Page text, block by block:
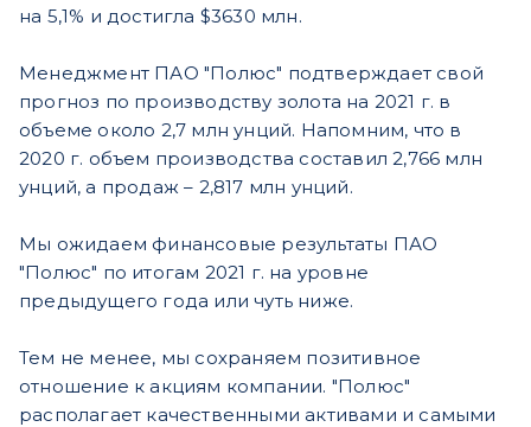
на 5,1% и достигла $3630 млн.
Менеджмент ПАО "Полюс" подтверждает свой
прогноз по производству золота на 2021 г. в
объеме около 2,7 млн унций. Напомним, что в
2020 г. объем производства составил 2,766 млн
унций, а продаж – 2,817 млн унций.
Мы ожидаем финансовые результаты ПАО
"Полюс" по итогам 2021 г. на уровне
предыдущего года или чуть ниже.
Тем не менее, мы сохраняем позитивное
отношение к акциям компании. "Полюс"
располагает качественными активами и самыми